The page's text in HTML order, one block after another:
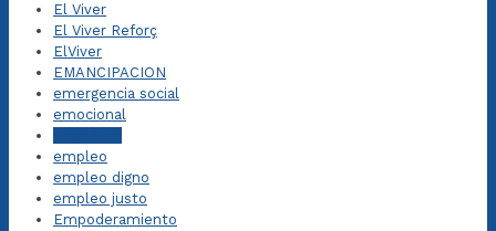
El Viver
El Viver Reforç
ElViver
EMANCIPACION
emergencia social
emocional
empleo
empleo digno
empleo justo
Empoderamiento